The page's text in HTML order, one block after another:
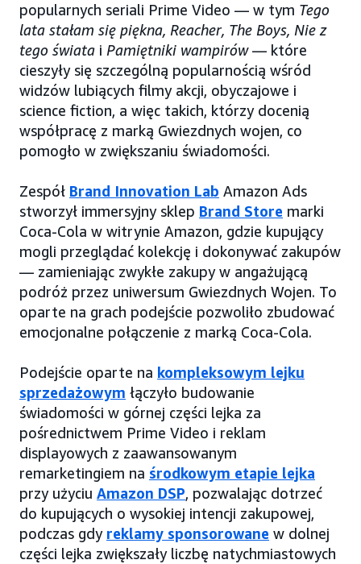
popularnych seriali Prime Video — w tym Tego
lata stałam się piękna, Reacher, The Boys, Nie z
tego świata i Pamiętniki wampirów— które
cieszyły się szczególną popularnością wśród
widzów lubiących filmy akcji, obyczajowe i
science fiction, a więc takich, którzy docenią
współpracę z marką Gwiezdnych wojen, co
pomogło w zwiększaniu świadomości.
Zespół Brand Innovation Lab Amazon Ads
stworzył immersyjny sklep Brand Store marki
Coca-Cola w witrynie Amazon, gdzie kupujący
mogli przeglądać kolekcję i dokonywać zakupów
— zamieniając zwykłe zakupy w angażującą
podróż przez uniwersum Gwiezdnych Wojen. To
oparte na grach podejście pozwoliło zbudować
emocjonalne połączenie z marką Coca-Cola.
Podejście oparte na kompleksowym lejku
sprzedażowym łączyło budowanie
świadomości w górnej części lejka za
pośrednictwem Prime Video i reklam
displayowych z zaawansowanym
remarketingiem na środkowym etapie lejka
przy użyciu Amazon DSP, pozwalając dotrzeć
do kupujących o wysokiej intencji zakupowej,
podczas gdy reklamy sponsorowane w dolnej
części lejka zwiększały liczbę natychmiastowych